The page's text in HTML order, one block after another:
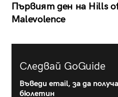
Първият ден на Hills
Malevolence
Следвай GoGuide
Въведи email, за да
бюлетин